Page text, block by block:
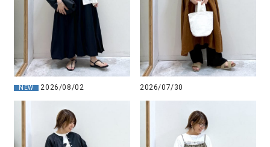
NEW 2026/08/02 2026/07/30